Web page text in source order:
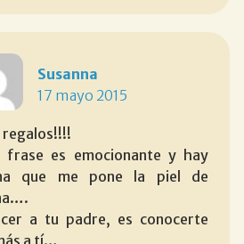
Susanna
17 mayo 2015
regalos!!!!
frase es emocionante y hay
que me pone la piel de
a tu padre, es conocerte
a tí…